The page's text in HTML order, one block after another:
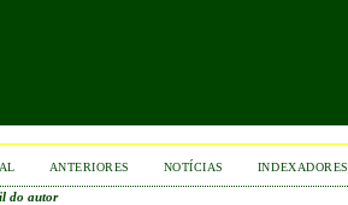
ANTERIORES NOTÍCIAS INDEXADORES
do autor